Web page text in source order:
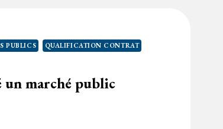
PUBLICS
QUALIFICATION CONTRAT
marché public